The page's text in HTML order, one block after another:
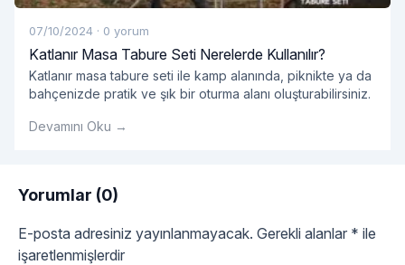
07/10/2024 · 0 yorum
Katlanır Masa Tabure Seti Nerelerde Kullanılır?
Katlanır masa tabure seti ile kamp alanında, piknikte ya da
bahçenizde pratik ve şık bir oturma alanı oluşturabilirsiniz.
Devamını Oku →
Yorumlar (0)
E-posta adresiniz yayınlanmayacak. Gerekli alanlar * ile
işaretlenmişlerdir